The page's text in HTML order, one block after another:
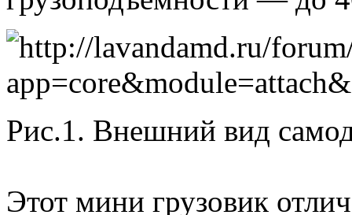
Рис.1. Внешний вид
Этот мини грузовик